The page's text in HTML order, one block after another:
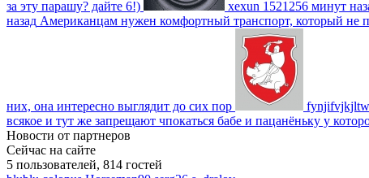
за эту парашу? дайте 6!) xexun 1521256 минут
назад Американцам нужен комфортный транспорт, который не
них, она интересно выглядит до сих пор fynjifvjkjltw
всякое и тут же запрещают чпокаться бабе и пацанёньку у
Новости от партнеров
Сейчас на сайте
5 пользователей, 814 гостей